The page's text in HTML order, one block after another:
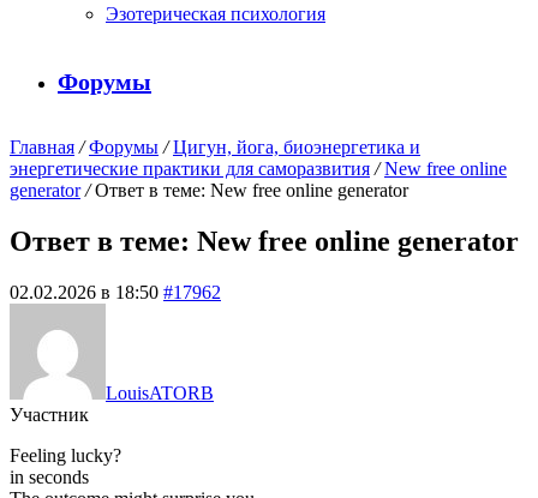
Эзотерическая психология
Форумы
Главная / Форумы / Цигун, йога, биоэнергетика и
энергетические практики для саморазвития / New free online
generator / Ответ в теме: New free online generator
Ответ в теме: New free online generator
02.02.2026 в 18:50 #17962
LouisATORB
Участник
Feeling lucky?
in seconds